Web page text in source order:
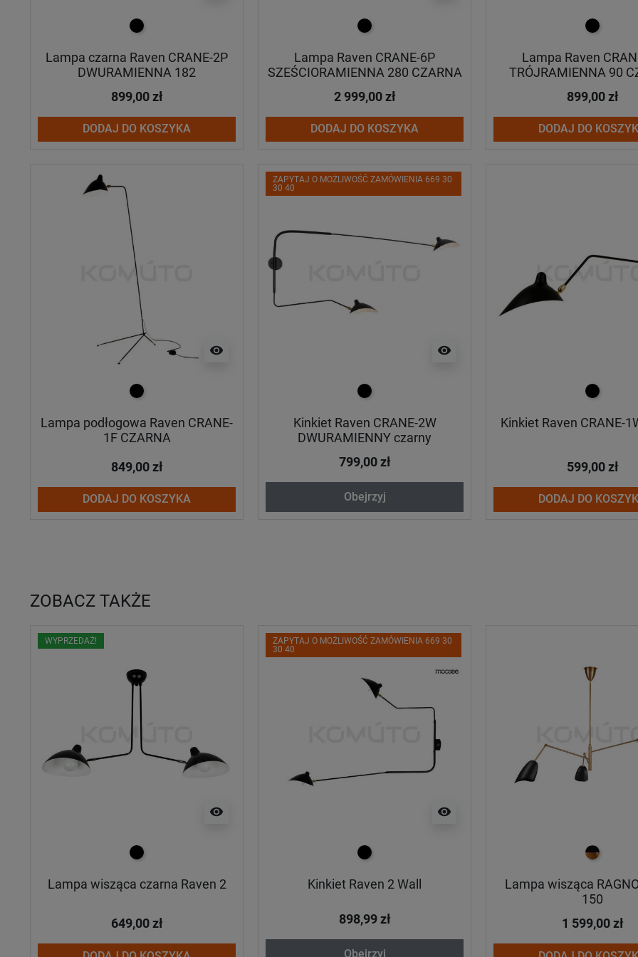
czarny
Lampa czarna Raven CRANE-2P
DWURAMIENNA 182
899,00 zł
DODAJ DO KOSZYKA
czarny
Lampa Raven CRANE-6P
SZEŚCIORAMIENNA 280 CZARNA
2 999,00 zł
DODAJ DO KOSZYKA
czarny
Lampa Raven
TRÓJRAMIENNA 90
899,00 zł
DODAJ DO
visibility
czarny
Lampa podłogowa Raven CRANE-
1F CZARNA
849,00 zł
DODAJ DO KOSZYKA
ZAPYTAJ O MOŻLIWOŚĆ ZAMÓWIENIA 669 30
30 40
visibility
czarny
Kinkiet Raven CRANE-2W
DWURAMIENNY czarny
799,00 zł
Obejrzyj
czarny
Kinkiet Raven CRANE-
599,00 zł
DODAJ DO
ZOBACZ TAKŻE
WYPRZEDAŻ!
visibility
czarny
Lampa wisząca czarna Raven 2
649,00 zł
ZAPYTAJ O MOŻLIWOŚĆ ZAMÓWIENIA 669 30
30 40
visibility
czarny
Kinkiet Raven 2 Wall
898,99 zł
Obejrzyj
czarno
Lampa wisząca
150
1 599,00 zł